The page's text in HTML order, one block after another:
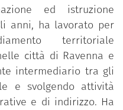
ed istruzione
anni, ha lavorato per
territoriale
città di Ravenna e
intermediario tra gli
e svolgendo attività
e di indirizzo. Ha